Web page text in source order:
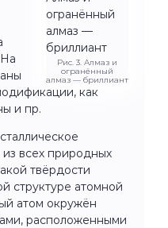
Рис. 3. Алмаз и
огранённый
алмаз — бриллиант
как
и пр.
всех природных
твёрдости
структуре атомной
атом окружён
расположенными